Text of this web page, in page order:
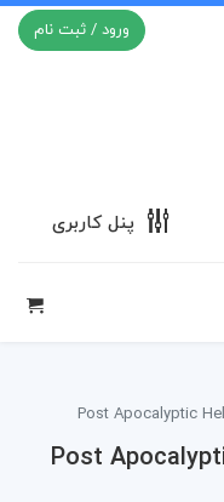
ورود / ثبت نام
پنل کاربری